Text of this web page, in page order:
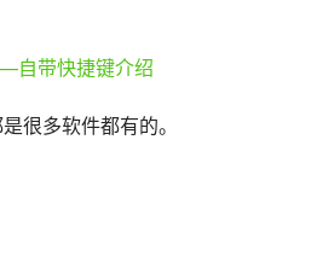
很多软件都有的。